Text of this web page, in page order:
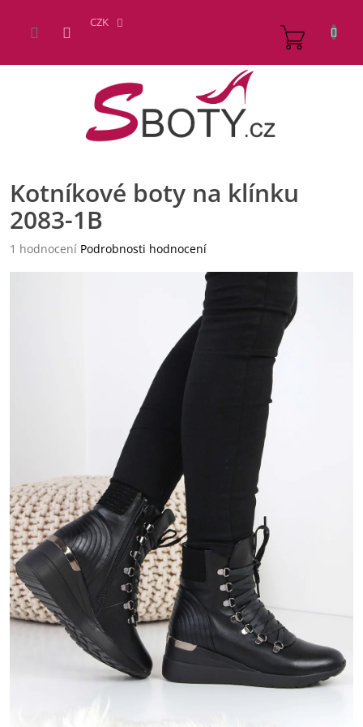
obsah
CZK
Kotníkové boty na klínku
2083-1B
Průměrné
1 hodnocení Podrobnosti hodnocení